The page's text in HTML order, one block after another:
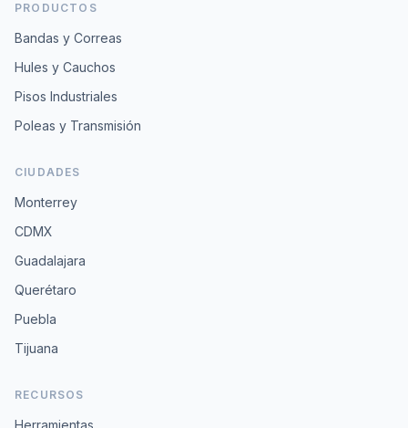
PRODUCTOS
Bandas y Correas
Hules y Cauchos
Pisos Industriales
Poleas y Transmisión
CIUDADES
Monterrey
CDMX
Guadalajara
Querétaro
Puebla
Tijuana
RECURSOS
Herramientas